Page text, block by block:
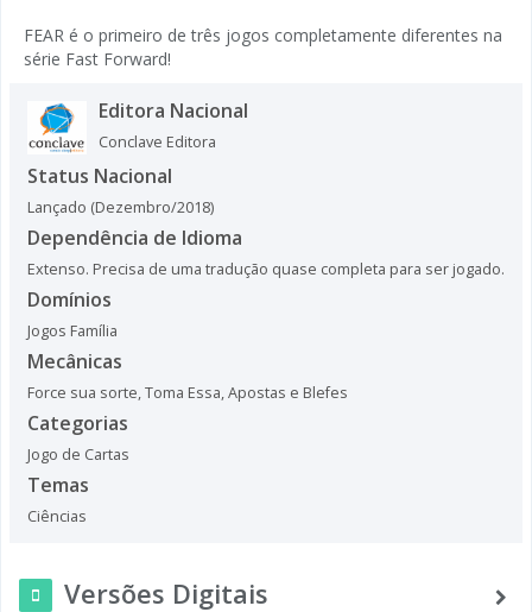
FEAR é o primeiro de três jogos completamente diferentes na
série Fast Forward!
Editora Nacional
Conclave Editora
Status Nacional
Lançado (Dezembro/2018)
Dependência de Idioma
Extenso. Precisa de uma tradução quase completa para ser jogado.
Domínios
Jogos Família
Mecânicas
Force sua sorte,Toma Essa,Apostas e Blefes
Categorias
Jogo de Cartas
Temas
Ciências
Versões Digitais